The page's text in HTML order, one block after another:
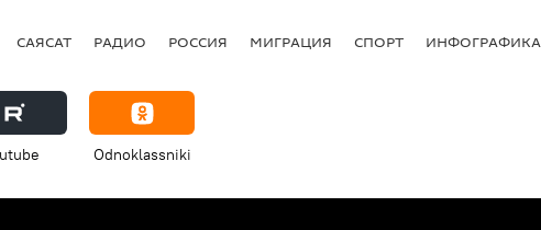
САЯСАТ РАДИО РОССИЯ МИГРАЦИЯ СПОРТ ИНФОГРАФИКА
Odnoklassniki